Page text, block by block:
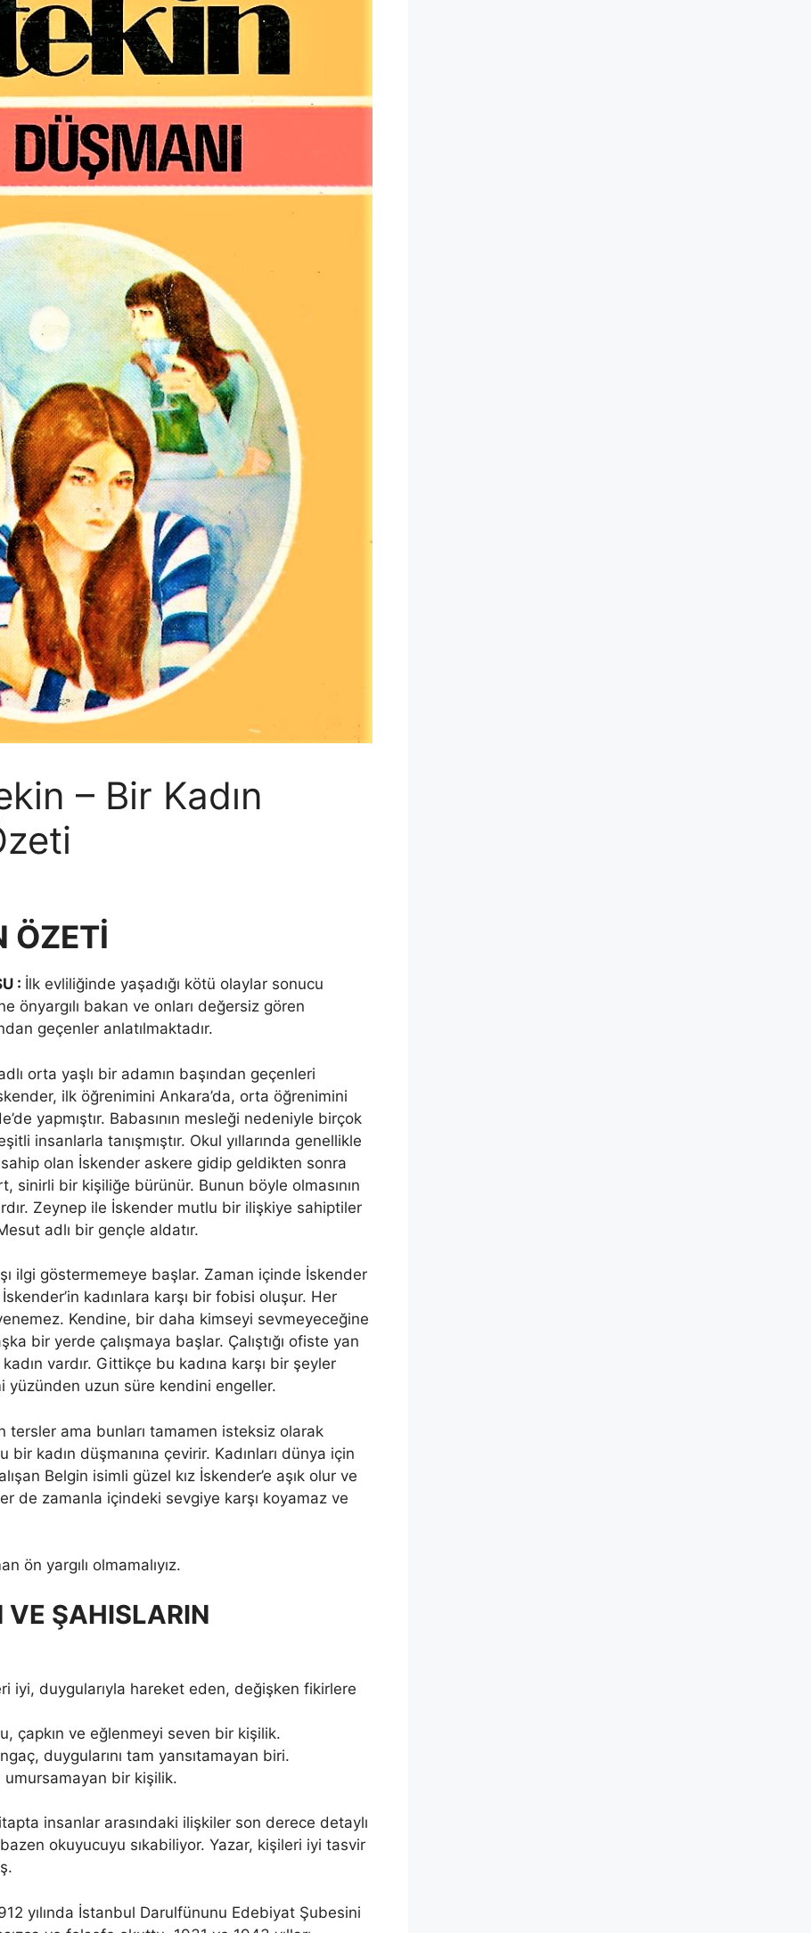
– Bir Kadın
ÖZETİ
: İlk evliliğinde yaşadığı kötü olaylar sonucu
önyargılı bakan ve onları değersiz gören
geçenler anlatılmaktadır.
orta yaşlı bir adamın başından geçenleri
ilk öğrenimini Ankara’da, orta öğrenimini
yapmıştır. Babasının mesleği nedeniyle birçok
insanlarla tanışmıştır. Okul yıllarında genellikle
olan İskender askere gidip geldikten sonra
sinirli bir kişiliğe bürünür. Bunun böyle olmasının
Zeynep ile İskender mutlu bir ilişkiye sahiptiler
adlı bir gençle aldatır.
ilgi göstermemeye başlar. Zaman içinde İskender
kadınlara karşı bir fobisi oluşur. Her
Kendine, bir daha kimseyi sevmeyeceğine
bir yerde çalışmaya başlar. Çalıştığı ofiste yan
vardır. Gittikçe bu kadına karşı bir şeyler
uzun süre kendini engeller.
tersler ama bunları tamamen isteksiz olarak
kadın düşmanına çevirir. Kadınları dünya için
Belgin isimli güzel kız İskender’e aşık olur ve
de zamanla içindeki sevgiye karşı koyamaz ve
ön yargılı olmamalıyız.
ŞAHISLARIN
iyi, duygularıyla hareket eden, değişken fikirlere
çapkın ve eğlenmeyi seven bir kişilik.
duygularını tam yansıtamayan biri.
umursamayan bir kişilik.
insanlar arasındaki ilişkiler son derece detaylı
okuyucuyu sıkabiliyor. Yazar, kişileri iyi tasvir
yılında İstanbul Darulfünunu Edebiyat Şubesini